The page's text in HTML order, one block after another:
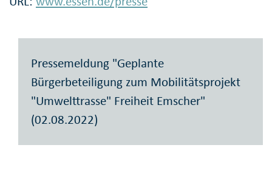
Pressemeldung "Geplante
Bürgerbeteiligung zum Mobilitätsprojekt
"Umwelttrasse" Freiheit Emscher"
(02.08.2022)